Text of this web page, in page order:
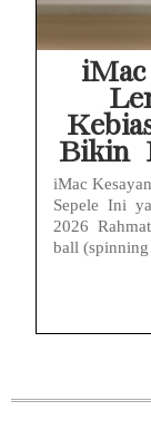
Bikin
iMac
Sepele Ini
2026
ball (spinning